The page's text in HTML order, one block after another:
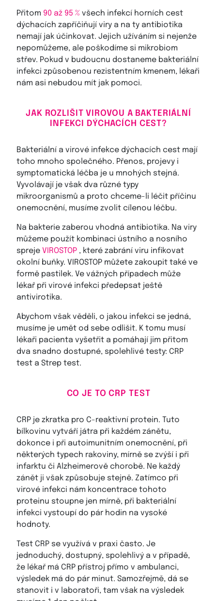
Přitom 90 až 95 % všech infekcí horních cest
dýchacích zapříčiňují viry a na ty antibiotika
nemají jak účinkovat. Jejich užíváním si nejenže
nepomůžeme, ale poškodíme si mikrobiom
střev. Pokud v budoucnu dostaneme bakteriální
infekci způsobenou rezistentním kmenem, lékaři
nám asi nebudou mít jak pomoci.
JAK ROZLIŠIT VIROVOU A BAKTERIÁLNÍ
INFEKCI DÝCHACÍCH CEST?
Bakteriální a virové infekce dýchacích cest mají
toho mnoho společného. Přenos, projevy i
symptomatická léčba je u mnohých stejná.
Vyvolávají je však dva různé typy
mikroorganismů a proto chceme-li léčit příčinu
onemocnění, musíme zvolit cílenou léčbu.
Na bakterie zaberou vhodná antibiotika. Na viry
můžeme použít kombinaci ústního a nosního
spreje VIROSTOP , které zabrání viru infikovat
okolní buňky. VIROSTOP můžete zakoupit také ve
formě pastilek. Ve vážných případech může
lékař při virové infekci předepsat ještě
antivirotika.
Abychom však věděli, o jakou infekci se jedná,
musíme je umět od sebe odlišit. K tomu musí
lékaři pacienta vyšetřit a pomáhají jim přitom
dva snadno dostupné, spolehlivé testy: CRP
test a Strep test.
CO JE TO CRP TEST
CRP je zkratka pro C-reaktivní protein. Tuto
bílkovinu vytváří játra při každém zánětu,
dokonce i při autoimunitním onemocnění, při
některých typech rakoviny, mírně se zvýší i při
infarktu či Alzheimerově chorobě. Ne každý
zánět ji však způsobuje stejně. Zatímco při
virové infekci nám koncentrace tohoto
proteinu stoupne jen mírně, při bakteriální
infekci vystoupí do pár hodin na vysoké
hodnoty.
Test CRP se využívá v praxi často. Je
jednoduchý, dostupný, spolehlivý a v případě,
že lékař má CRP přístroj přímo v ambulanci,
výsledek má do pár minut. Samozřejmě, dá se
stanovit i v laboratoři, tam však na výsledek